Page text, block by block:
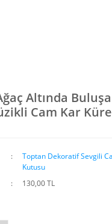
Altında
Cam Kar
Toptan Dekoratif Sevgili
Kutusu
130,00 TL